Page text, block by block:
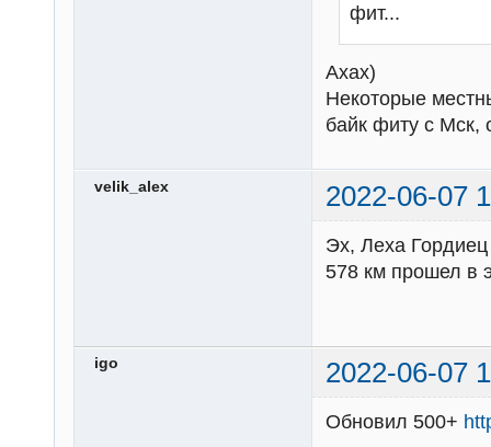
фит...
Ахах)
Некоторые
байк фиту с Мск,
velik_alex 2022-06-07
Эх, Леха
578 км прошел в
igo 2022-06-07
Обновил 500+